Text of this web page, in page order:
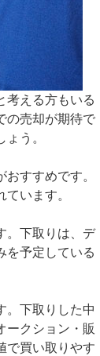
考える方もいる
の売却が期待で
う。
すすめです。
います。
。下取りは、デ
を予定している
。下取りした中
ークション・販
で買い取りやす